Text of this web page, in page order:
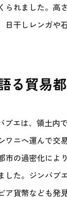
られました。高
日干しレンガや
る貿易
ブエは、領土内
ワニへ運んで交
市の過密化によ
した。ジンバブ
ア貨幣なども発